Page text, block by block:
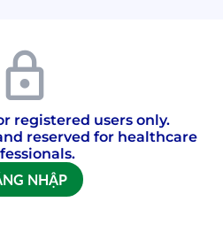
registered users only.
reserved for healthcare
NHẬP